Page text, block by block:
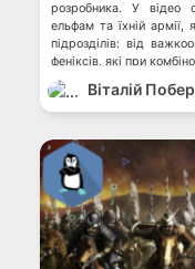
розробника. У відео
ельфам та їхній армії,
підрозділів: від
феніксів, які при
Віталій